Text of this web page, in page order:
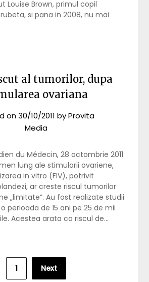
Louise Brown, primul copil
si pana in 2008, nu mai
al tumorilor, dupa
ovariana
on30/10/2011 byProvita
Media
du Médecin, 28 octombrie 2011
lung ale stimularii ovariene,
in vitro (FIV), potrivit
ar creste riscul tumorilor
„limitate”. Au fost realizate studii
perioada de 15 ani pe 25 de mii
Acestea arata ca riscul de…
1 Next